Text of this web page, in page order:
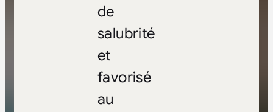
de
salubrité
et
favorisé
au